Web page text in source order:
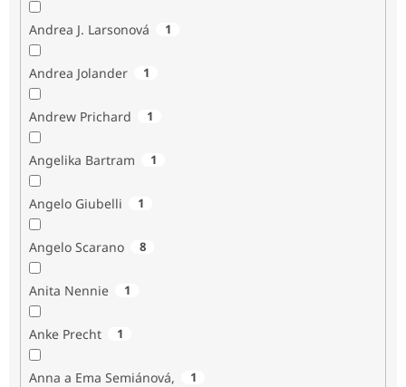
Andrea J. Larsonová 1
Andrea Jolander 1
Andrew Prichard 1
Angelika Bartram 1
Angelo Giubelli 1
Angelo Scarano 8
Anita Nennie 1
Anke Precht 1
Anna a Ema Semiánová, 1